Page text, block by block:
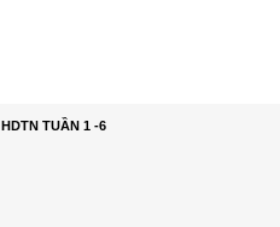
HDTN TUẦN 1 -6